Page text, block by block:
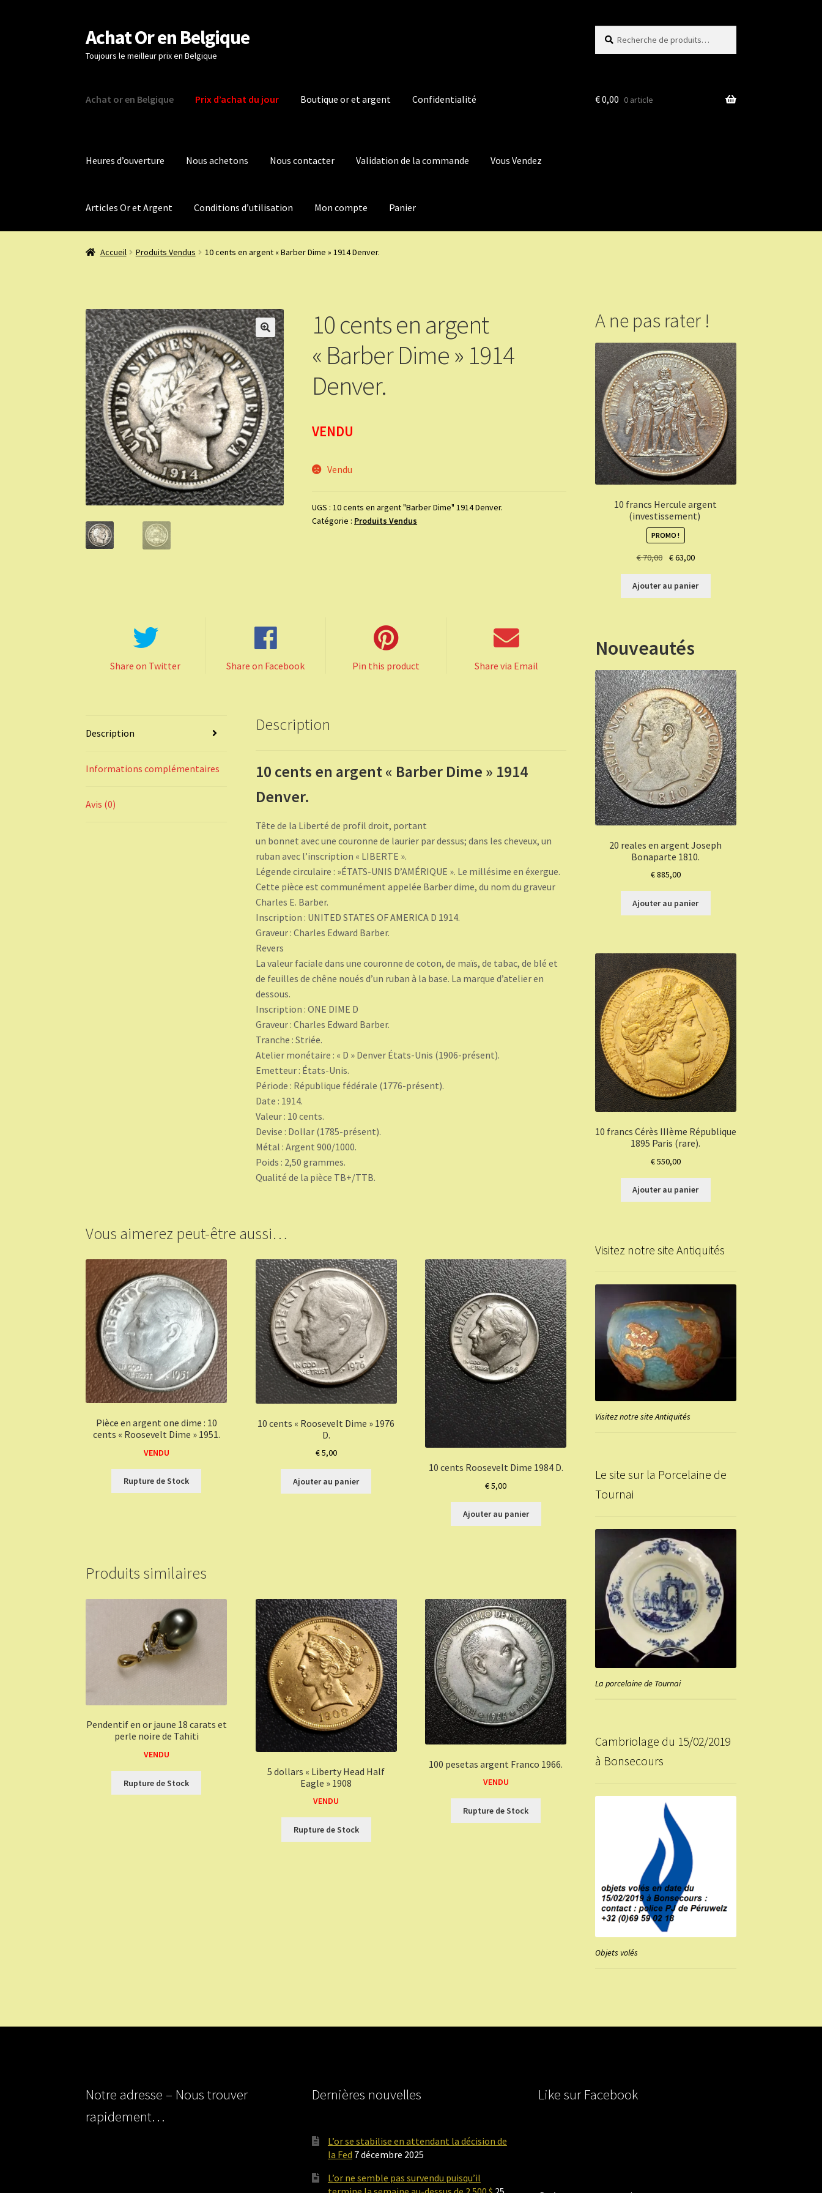
Aller
à
la
Aller
au
contenu
Achat Or en Belgique
Toujours le meilleur prix en Belgique
pour :
Achat or en Belgique Prix d’achat du jour Boutique or et argent Confidentialité
Heures d’ouverture Nous achetons Nous contacter Validation de la commande Vous Vendez
Articles Or et Argent Conditions d’utilisation Mon compte Panier
€0,00 0 article
Accueil Produits Vendus 10 cents en argent « Barber Dime » 1914 Denver.
10 cents en argent
« Barber Dime » 1914
Denver.
VENDU
Vendu
UGS :10 cents en argent "Barber Dime" 1914 Denver.
Catégorie : Produits Vendus
Share on Twitter Share on Facebook Pin this product Share via Email
Description
Informations complémentaires
Avis (0)
Description
10 cents en argent « Barber Dime » 1914
Denver.
Tête de la Liberté de profil droit, portant
un bonnet avec une couronne de laurier par dessus; dans les cheveux, un
ruban avec l’inscription « LIBERTE ».
Légende circulaire : »ÉTATS-UNIS D’AMÉRIQUE ». Le millésime en éxergue.
Cette pièce est communément appelée Barber dime, du nom du graveur
Charles E. Barber.
Inscription : UNITED STATES OF AMERICA D 1914.
Graveur : Charles Edward Barber.
Revers
La valeur faciale dans une couronne de coton, de maïs, de tabac, de blé et
de feuilles de chêne noués d’un ruban à la base. La marque d’atelier en
dessous.
Inscription : ONE DIME D
Graveur : Charles Edward Barber.
Tranche : Striée.
Atelier monétaire : « D » Denver États-Unis (1906-présent).
Emetteur : États-Unis.
Période : République fédérale (1776-présent).
Date : 1914.
Valeur : 10 cents.
Devise : Dollar (1785-présent).
Métal : Argent 900/1000.
Poids : 2,50 grammes.
Qualité de la pièce TB+/TTB.
Vous aimerez peut-être aussi…
Pièce en argent one dime : 10
cents « Roosevelt Dime » 1951.
VENDU
Rupture de Stock
10 cents « Roosevelt Dime » 1976
D.
€5,00
Ajouter au panier
10 cents Roosevelt Dime 1984 D.
€5,00
Ajouter au panier
Produits similaires
Pendentif en or jaune 18 carats et
perle noire de Tahiti
VENDU
Rupture de Stock
5 dollars « Liberty Head Half
Eagle » 1908
VENDU
Rupture de Stock
100 pesetas argent Franco 1966.
VENDU
Rupture de Stock
A ne pas rater !
10 francs Hercule argent
(investissement)
PROMO !
€70,00
Le
initial
était :
€63,00Le
actuel
est :
Ajouter au panier
Nouveautés
20 reales en argent Joseph
Bonaparte 1810.
€885,00
Ajouter au panier
10 francs Cérès IIIème République
1895 Paris (rare).
€550,00
Ajouter au panier
Visitez notre site Antiquités
Visitez notre site Antiquités
Le site sur la Porcelaine de
Tournai
La porcelaine de Tournai
Cambriolage du 15/02/2019
à Bonsecours
Objets volés
Notre adresse – Nous trouver
rapidement…
Dernières nouvelles
L’or se stabilise en attendant la décision de
la Fed 7 décembre 2025
L’or ne semble pas survendu puisqu’il
Like sur Facebook